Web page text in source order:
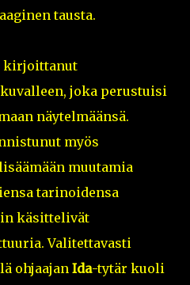
tausta.
joka perustuisi
näytelmäänsä.
myös
muutamia
tarinoidensa
käsittelivät
Valitettavasti
ohjaajan Ida-tytär kuoli